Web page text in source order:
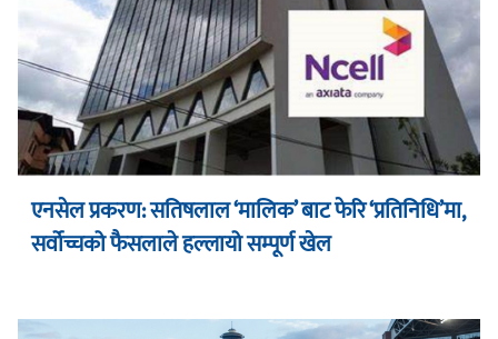
एनसेल प्रकरण: सतिषलाल ‘मालिक’ बाट फेरि ‘प्रतिनिधि’मा,
सर्वोच्चको फैसलाले हल्लायो सम्पूर्ण खेल